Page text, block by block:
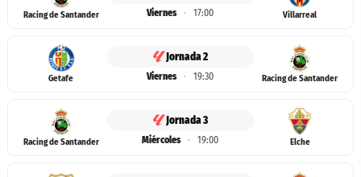
Racing de Santander Viernes · 17:00 Villarreal
Getafe
Jornada 2
Viernes · 19:30 Racing de Santander
Racing de Santander
Jornada 3
Miércoles · 19:00 Elche